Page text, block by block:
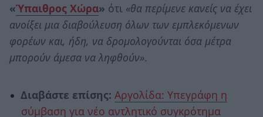
«Ύπαιθρος Χώρα» ότι «θα περίμενε κανείς να έχει
ανοίξει μια διαβούλευση όλων των εμπλεκόμενων
φορέων και, ήδη, να δρομολογούνται όσα μέτρα
μπορούν άμεσα να ληφθούν».
Διαβάστε επίσης: Αργολίδα: Υπεγράφη η
σύμβαση για νέο αντλητικό συγκρότημα